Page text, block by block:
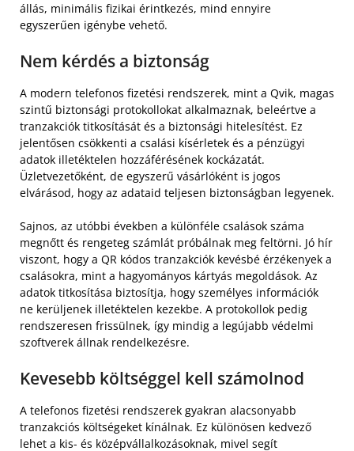
állás, minimális fizikai érintkezés, mind ennyire
egyszerűen igénybe vehető.
Nem kérdés a biztonság
A modern telefonos fizetési rendszerek, mint a Qvik, magas
szintű biztonsági protokollokat alkalmaznak, beleértve a
tranzakciók titkosítását és a biztonsági hitelesítést. Ez
jelentősen csökkenti a csalási kísérletek és a pénzügyi
adatok illetéktelen hozzáférésének kockázatát.
Üzletvezetőként, de egyszerű vásárlóként is jogos
elvárásod, hogy az adataid teljesen biztonságban legyenek.
Sajnos, az utóbbi években a különféle csalások száma
megnőtt és rengeteg számlát próbálnak meg feltörni. Jó hír
viszont, hogy a QR kódos tranzakciók kevésbé érzékenyek a
csalásokra, mint a hagyományos kártyás megoldások. Az
adatok titkosítása biztosítja, hogy személyes információk
ne kerüljenek illetéktelen kezekbe. A protokollok pedig
rendszeresen frissülnek, így mindig a legújabb védelmi
szoftverek állnak rendelkezésre.
Kevesebb költséggel kell számolnod
A telefonos fizetési rendszerek gyakran alacsonyabb
tranzakciós költségeket kínálnak. Ez különösen kedvező
lehet a kis- és középvállalkozásoknak, mivel segít